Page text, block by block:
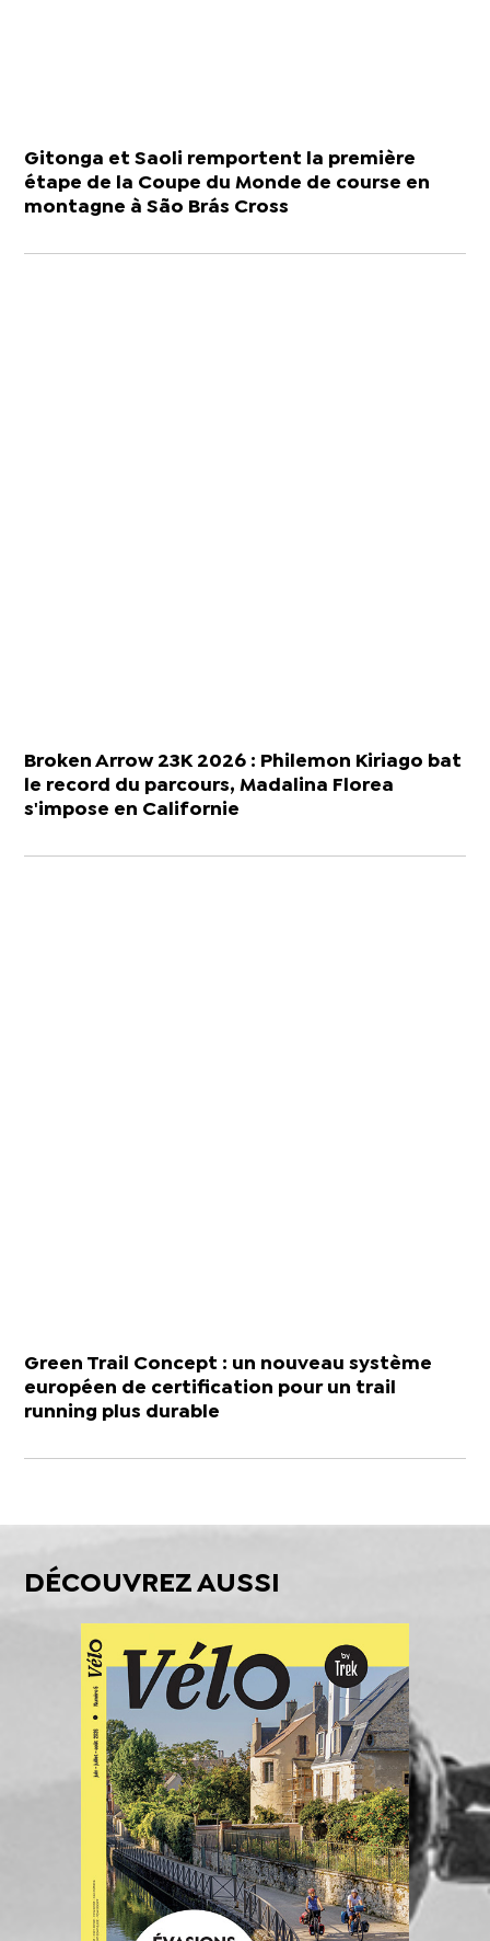
Gitonga et Saoli remportent la première
étape de la Coupe du Monde de course en
montagne à São Brás Cross
Broken Arrow 23K 2026 : Philemon Kiriago bat
le record du parcours, Madalina Florea
s'impose en Californie
Green Trail Concept : un nouveau système
européen de certification pour un trail
running plus durable
DÉCOUVREZ AUSSI